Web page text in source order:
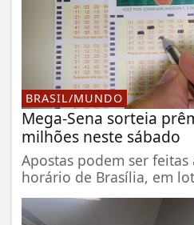
BRASIL/MUNDO
Mega-Sena sorteia
milhões neste sábado
Apostas podem ser feitas
horário de Brasília, em